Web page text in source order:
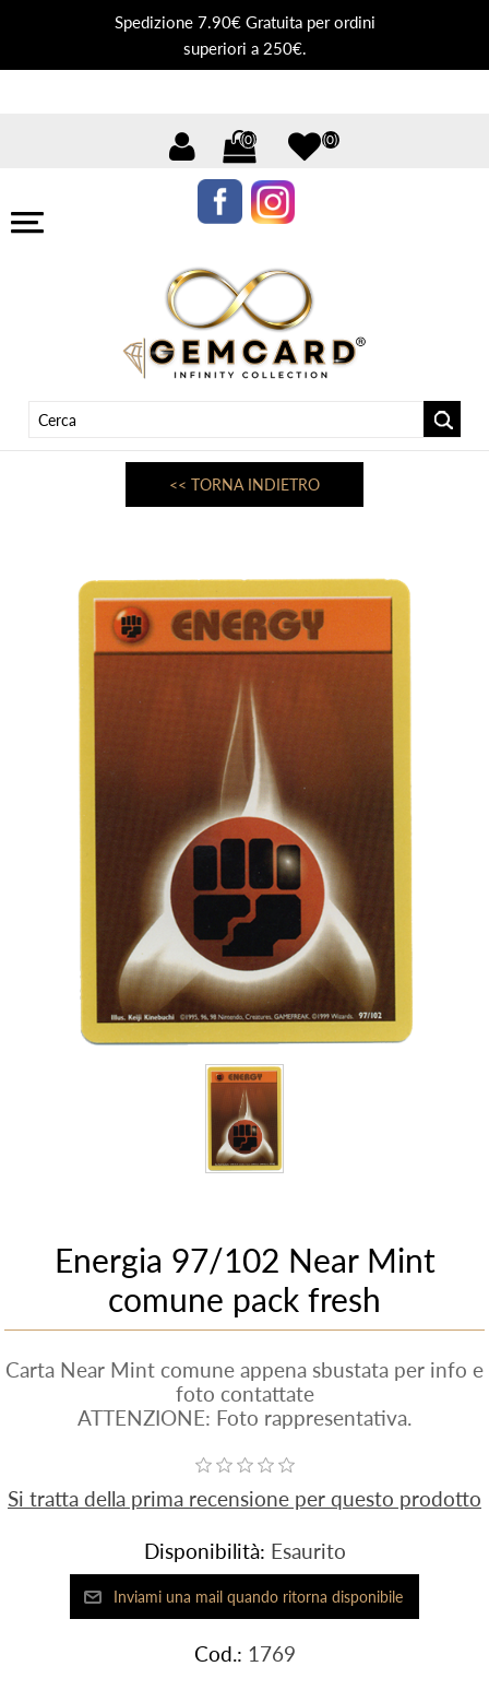
Spedizione 7.90€ Gratuita per ordini
superiori a 250€.
(0) (0)
<< TORNA INDIETRO
Energia 97/102 Near Mint
comune pack fresh
Carta Near Mint comune appena sbustata per info e
foto contattate
ATTENZIONE: Foto rappresentativa.
Si tratta della prima recensione per questo prodotto
Disponibilità: Esaurito
Cod.: 1769